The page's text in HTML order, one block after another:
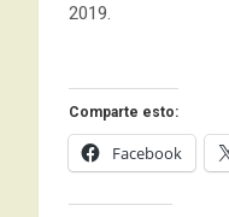
2019.
Comparte esto:
Facebook